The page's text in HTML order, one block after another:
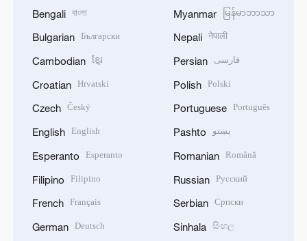
Bengali বাংলা
Bulgarian Български
Cambodian ខ្មែរ
Croatian Hrvatski
Czech Český
English English
Esperanto Esperanto
Filipino Filipino
French Français
German Deutsch
Myanmar မြန်မာဘာသာ
Nepali नेपाली
Persian فارسی
Polish Polski
Portuguese Português
Pashto پښتو
Romanian Română
Russian Русский
Serbian Српски
Sinhala සිංහල